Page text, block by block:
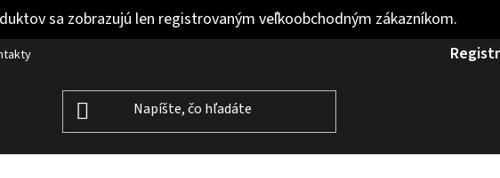
sa zobrazujú len registrovaným veľkoobchodným zákazníkom.